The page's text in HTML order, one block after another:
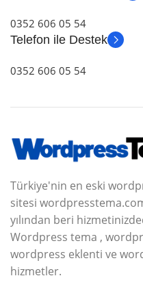
0352 606 05 54
Telefon ile Destek
0352 606 05 54
Türkiye'nin en eski
sitesi
yılından beri
Wordpress tema ,
wordpress eklenti ve
hizmetler.